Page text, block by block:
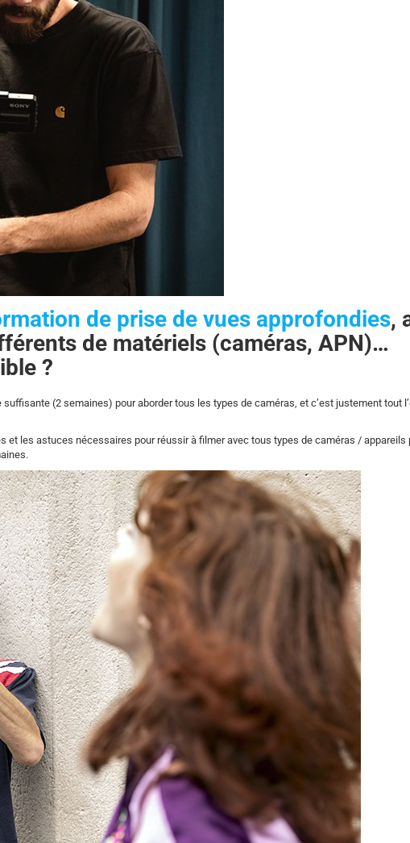
de prise de vues approfondies,
de matériels (caméras, APN)…
?
suffisante (2 semaines) pour aborder tous les types de caméras, et c’est justement tout
et les astuces nécessaires pour réussir à filmer avec tous types de caméras / appareils